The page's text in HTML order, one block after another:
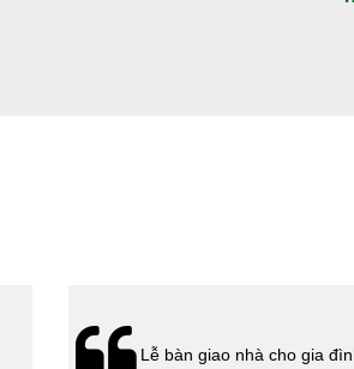
Lễ bàn giao nhà cho gia đình